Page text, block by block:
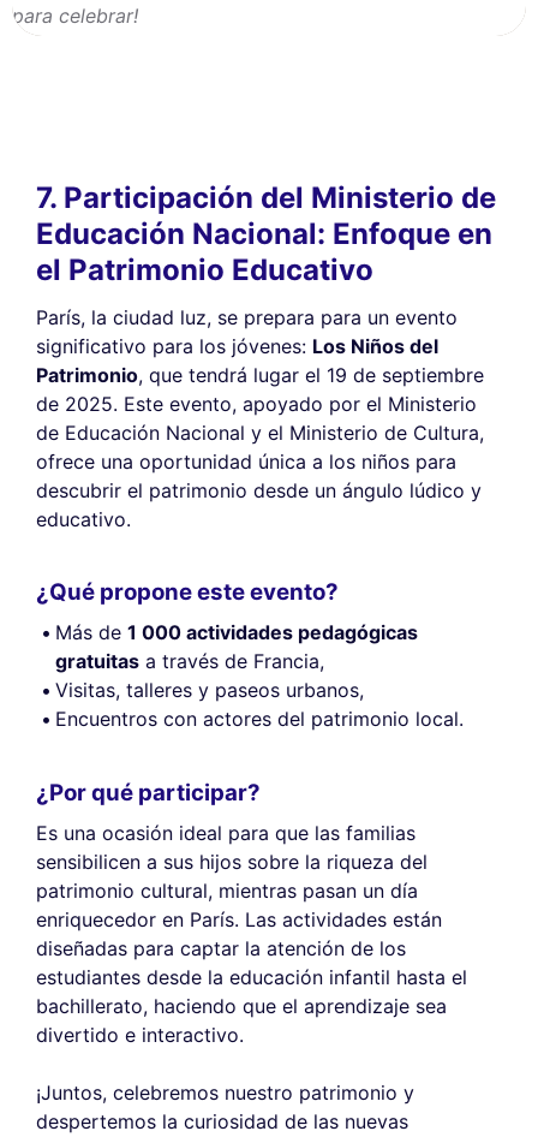
para celebrar!
7. Participación del Ministerio de
Educación Nacional: Enfoque en
el Patrimonio Educativo
París, la ciudad luz, se prepara para un evento
significativo para los jóvenes: Los Niños del
Patrimonio, que tendrá lugar el 19 de septiembre
de 2025. Este evento, apoyado por el Ministerio
de Educación Nacional y el Ministerio de Cultura,
ofrece una oportunidad única a los niños para
descubrir el patrimonio desde un ángulo lúdico y
educativo.
¿Qué propone este evento?
Más de 1 000 actividades pedagógicas
gratuitas a través de Francia,
Visitas, talleres y paseos urbanos,
Encuentros con actores del patrimonio local.
¿Por qué participar?
Es una ocasión ideal para que las familias
sensibilicen a sus hijos sobre la riqueza del
patrimonio cultural, mientras pasan un día
enriquecedor en París. Las actividades están
diseñadas para captar la atención de los
estudiantes desde la educación infantil hasta el
bachillerato, haciendo que el aprendizaje sea
divertido e interactivo.
¡Juntos, celebremos nuestro patrimonio y
despertemos la curiosidad de las nuevas